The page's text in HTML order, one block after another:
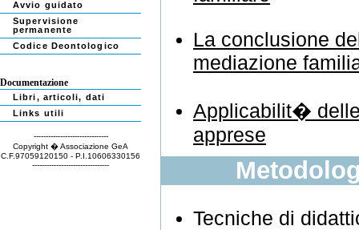
Avvio guidato
Supervisione
permanente
Codice Deontologico
Documentazione
Libri, articoli, dati
Links utili
-------------------------------
Copyright � Associazione GeA
C.F.97059120150 - P.I.10606330156
--------------------------------
La conclusione
mediazione
Applicabilit�
apprese
Tecniche di